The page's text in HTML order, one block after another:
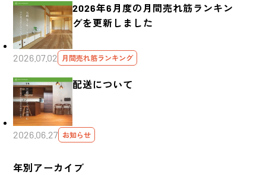
2026年6月度の月間売れ筋ランキン
グを更新しました
2026.07.02 月間売れ筋ランキング
配送について
2026.06.27 お知らせ
年別アーカイブ